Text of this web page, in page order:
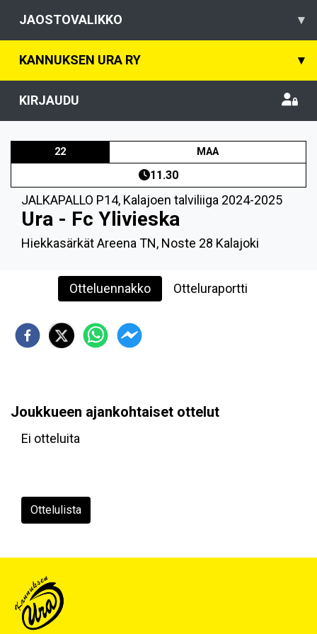
JAOSTOVALIKKO ▾
KANNUKSEN URA RY ▾
KIRJAUDU
22 MAA
11.30
JALKAPALLO P14, Kalajoen talviliiga 2024-2025
Ura - Fc Ylivieska
Hiekkasärkät Areena TN, Noste 28 Kalajoki
Otteluennakko Otteluraportti
Joukkueen ajankohtaiset ottelut
Ei otteluita
Ottelulista